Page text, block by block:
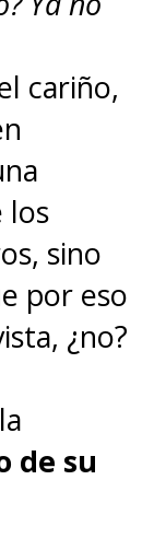
ニメ公式
2)
2)
cariño,
los
sino
por eso
¿no?
de su